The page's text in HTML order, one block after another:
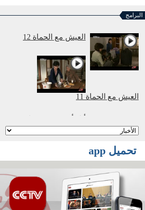
البرامج
العيش مع الحماة 12
العيش مع الحماة 11
وأمي نتزوج معا 1
أفلام وثائقية: عصر
تحميل app